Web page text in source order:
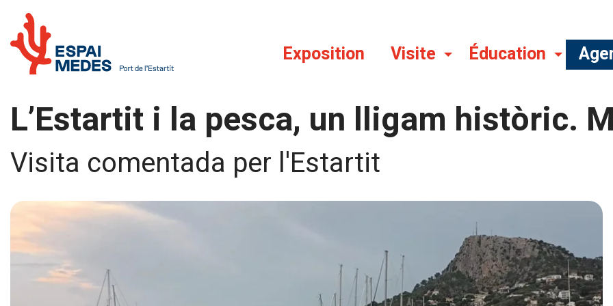
Exposition Visite Éducation
L’Estartit i la pesca, un lligam històric.
Visita comentada per l'Estartit